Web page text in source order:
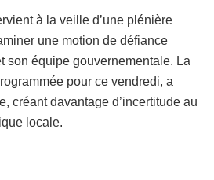
à la veille d’une plénière
une motion de défiance
son équipe gouvernementale. La
pour ce vendredi, a
créant davantage d’incertitude au
locale.